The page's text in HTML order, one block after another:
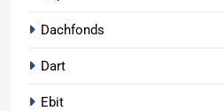
Dachfonds
Dart
Ebit